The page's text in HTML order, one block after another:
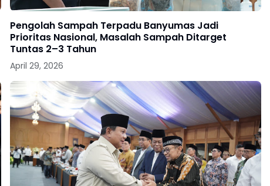
Pengolah Sampah Terpadu Banyumas Jadi
Prioritas Nasional, Masalah Sampah Ditarget
Tuntas 2–3 Tahun
April 29, 2026